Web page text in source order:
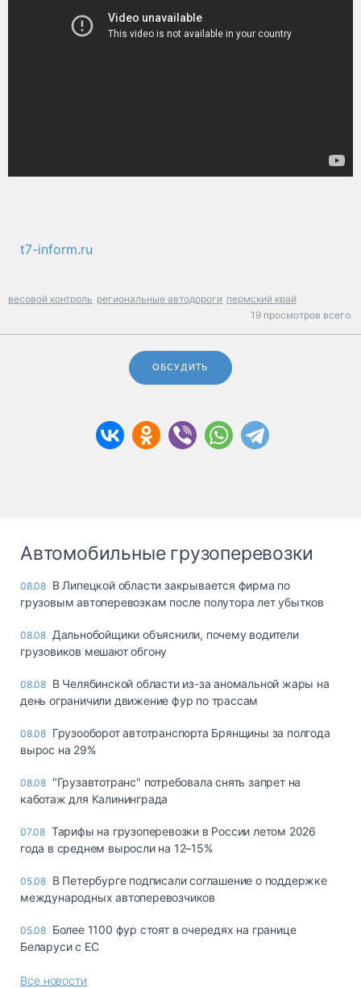
t7-inform.ru
весовой контроль региональные автодороги пермский край
19 просмотров всего.
ОБСУДИТЬ
Автомобильные грузоперевозки
08.08 В Липецкой области закрывается фирма по
грузовым автоперевозкам после полутора лет убытков
08.08 Дальнобойщики объяснили, почему водители
грузовиков мешают обгону
08.08 В Челябинской области из-за аномальной жары на
день ограничили движение фур по трассам
08.08 Грузооборот автотранспорта Брянщины за полгода
вырос на 29%
08.08 "Грузавтотранс" потребовала снять запрет на
каботаж для Калининграда
07.08 Тарифы на грузоперевозки в России летом 2026
года в среднем выросли на 12–15%
05.08 В Петербурге подписали соглашение о поддержке
международных автоперевозчиков
05.08 Более 1100 фур стоят в очередях на границе
Беларуси с ЕС
Все новости